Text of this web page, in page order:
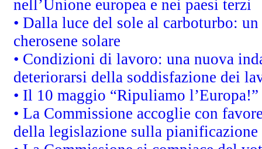
nell’Unione europea e nei paesi terzi
• Dalla luce del sole al carboturbo:
cherosene solare
• Condizioni di lavoro: una nuova
deteriorarsi della soddisfazione dei
• Il 10 maggio “Ripuliamo l’Europa!”
• La Commissione accoglie con
della legislazione sulla